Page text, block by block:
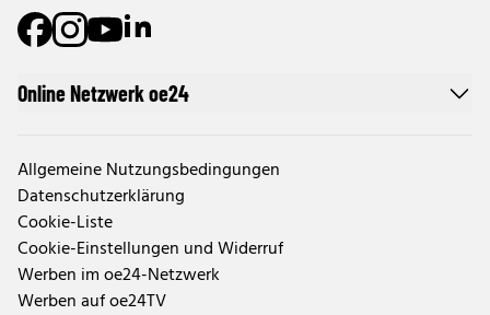
Online Netzwerk oe24
Allgemeine Nutzungsbedingungen
Datenschutzerklärung
Cookie-Liste
Cookie-Einstellungen und Widerruf
Werben im oe24-Netzwerk
Werben auf oe24TV